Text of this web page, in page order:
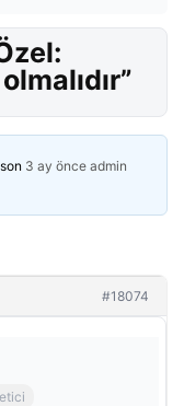
3 ay önce admin
#18074